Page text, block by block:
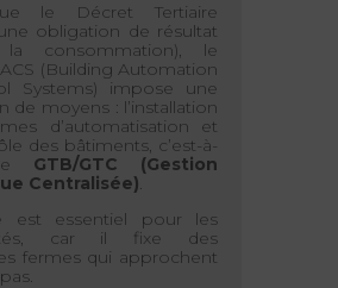
le Décret Tertiaire
obligation de résultat
la consommation), le
(Building Automation
Systems) impose une
de moyens : l’installation
d’automatisation et
des bâtiments, c’est-à-
GTB/GTC (Gestion
Centralisée).
est essentiel pour les
car il fixe des
fermes qui approchent